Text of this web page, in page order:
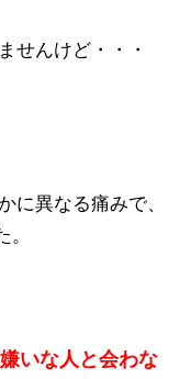
せんけど・・・
に異なる痛みで、
。
嫌いな人と会わな